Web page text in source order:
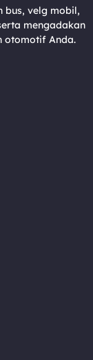
bus, velg mobil,
mengadakan
otomotif Anda.